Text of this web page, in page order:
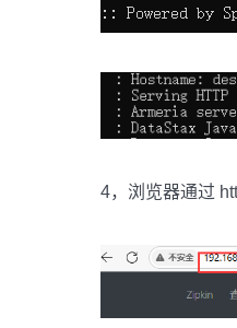
4，浏览器通过